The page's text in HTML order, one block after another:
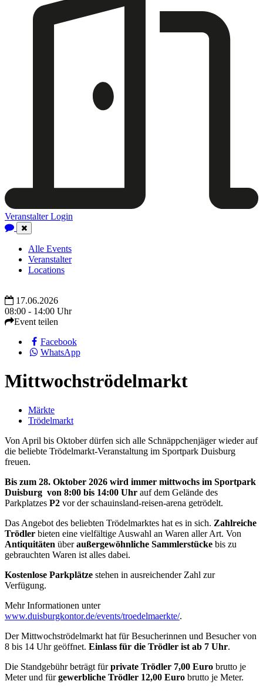
Veranstalter Login
Close
Navigation
Alle Events
Veranstalter
Locations
17.06.2026
08:00 - 14:00 Uhr
Event teilen
Facebook
WhatsApp
Mittwochströdelmarkt
Märkte
Trödelmarkt
Von April bis Oktober dürfen sich alle Schnäppchenjäger wieder auf
die beliebte Trödelmarkt-Veranstaltung im Sportpark Duisburg
freuen.
Bis zum 28. Oktober 2026 wird immer mittwochs im Sportpark
Duisburg von 8:00 bis 14:00 Uhr auf dem Gelände des
Parkplatzes P2 vor der schauinsland-reisen-arena getrödelt.
Das Angebot des beliebten Trödelmarktes hat es in sich. Zahlreiche
Trödler bieten eine vielfältige Auswahl an Waren aller Art. Von
Antiquitäten überaußergewöhnliche Sammlerstücke bis zu
gebrauchten Waren ist alles dabei.
Kostenlose Parkplätze stehen in ausreichender Zahl zur
Verfügung.
Mehr Informationen unter
www.duisburgkontor.de/events/troedelmaerkte/.
Der Mittwochströdelmarkt hat für Besucherinnen und Besucher von
8 bis 14 Uhr geöffnet. Einlass für die Trödler ist ab 7 Uhr.
Die Standgebühr beträgt fürprivate Trödler 7,00 Euro brutto je
Meter und fürgewerbliche Trödler 12,00 Euro brutto je Meter.